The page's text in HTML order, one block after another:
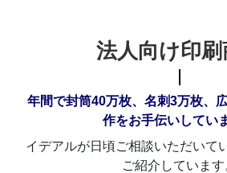
法人向け印刷
年間で封筒40万枚、名刺3万枚、
作をお手伝いしてい
イデアルが日頃ご相談いただいて
ご紹介しています